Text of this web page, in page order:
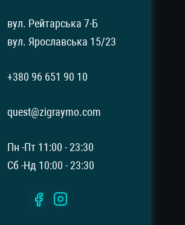
вул. Рейтарська 7-Б
вул. Ярославська 15/23
+380 96 651 90 10
quest@zigraymo.com
Пн -Пт 11:00 - 23:30
Сб -Нд 10:00 - 23:30